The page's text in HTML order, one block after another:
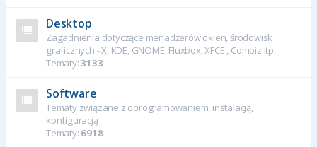
Desktop
Zagadnienia dotyczące menadżerów okien, środowisk
graficznych - X, KDE, GNOME, Fluxbox, XFCE., Compiz itp.
Tematy:3133
Software
Tematy związane z oprogramowaniem, instalacją,
konfiguracją
Tematy: 6918